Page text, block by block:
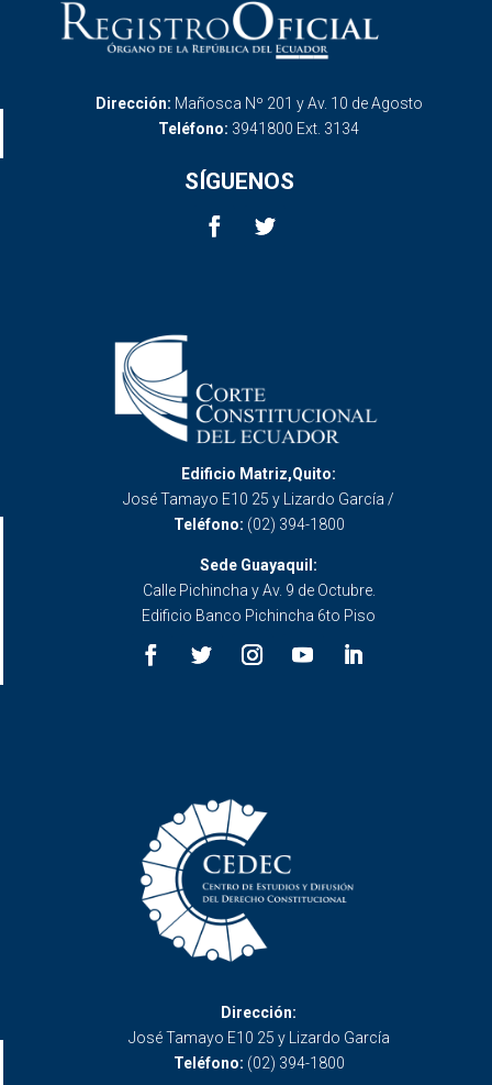
Dirección: Mañosca Nº 201 y Av. 10 de Agosto
Teléfono: 3941800 Ext. 3134
SÍGUENOS
Edificio Matriz,Quito:
José Tamayo E10 25 y Lizardo García /
Teléfono: (02) 394-1800
Sede Guayaquil:
Calle Pichincha y Av. 9 de Octubre.
Edificio Banco Pichincha 6to Piso
Dirección:
José Tamayo E10 25 y Lizardo García
Teléfono: (02) 394-1800